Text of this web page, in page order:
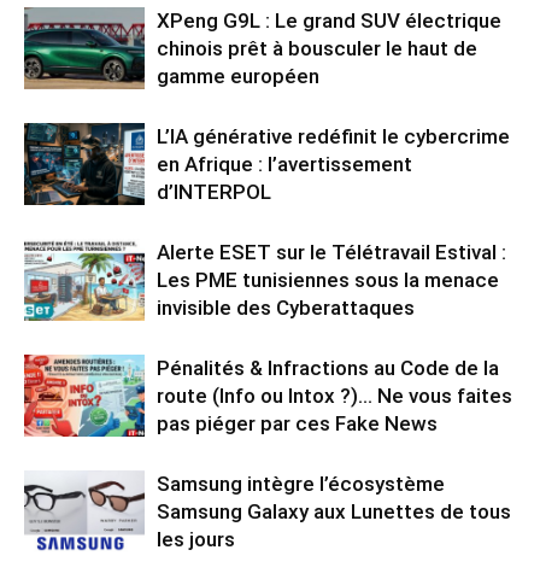
XPeng G9L : Le grand SUV électrique
chinois prêt à bousculer le haut de
gamme européen
L’IA générative redéfinit le cybercrime
en Afrique : l’avertissement
d’INTERPOL
Alerte ESET sur le Télétravail Estival :
Les PME tunisiennes sous la menace
invisible des Cyberattaques
Pénalités & Infractions au Code de la
route (Info ou Intox ?)… Ne vous faites
pas piéger par ces Fake News
Samsung intègre l’écosystème
Samsung Galaxy aux Lunettes de tous
les jours